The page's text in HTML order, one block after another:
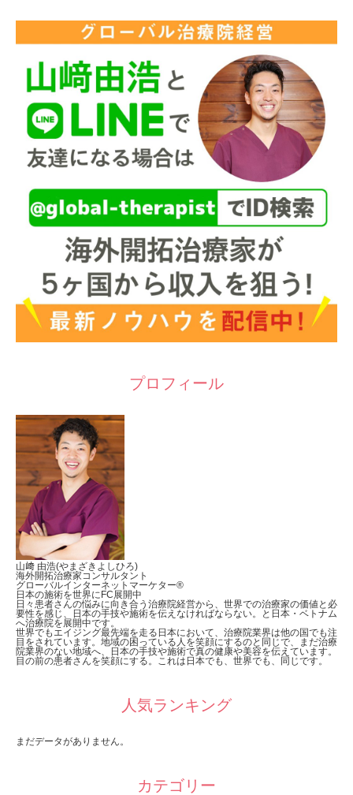
プロフィール
山﨑 由浩(やまざきよしひろ)
海外開拓治療家コンサルタント
グローバルインターネットマーケター®︎
日本の施術を世界にFC展開中
日々患者さんの悩みに向き合う治療院経営から、世界での治療家の価値と必
要性を感じ、日本の手技や施術を伝えなければならない。と日本・ベトナム
へ治療院を展開中です。
世界でもエイジング最先端を走る日本において、治療院業界は他の国でも注
目をされています。地域の困っている人を笑顔にするのと同じで、まだ治療
院業界のない地域へ、日本の手技や施術で真の健康や美容を伝えています。
目の前の患者さんを笑顔にする。これは日本でも、世界でも、同じです。
人気ランキング
まだデータがありません。
カテゴリー